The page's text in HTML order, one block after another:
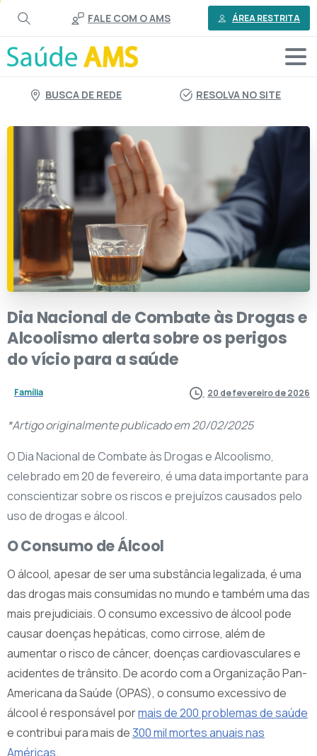
conteúdo
FALE COM O AMS ÁREA RESTRITA
BUSCA DE REDE RESOLVA NO SITE
Dia Nacional deCombateàsDrogase
Alcoolismo alertasobreosperigos
dovíciopara asaúde
Família 20 de fevereiro de 2026
*Artigo originalmente publicado em 20/02/2025
O Dia Nacional de Combate às Drogas e Alcoolismo,
celebrado em 20 de fevereiro, é uma data importante para
conscientizar sobre os riscos e prejuízos causados pelo
uso de drogas e álcool.
O Consumo de Álcool
O álcool, apesar de ser uma substância legalizada, é uma
das drogas mais consumidas no mundo e também uma das
mais prejudiciais. O consumo excessivo de álcool pode
causar doenças hepáticas, como cirrose, além de
aumentar o risco de câncer, doenças cardiovasculares e
acidentes de trânsito. De acordo com a Organização Pan-
Americana da Saúde (OPAS), o consumo excessivo de
álcool é responsável pormais de 200 problemas de saúde
e contribui para mais de300 mil mortes anuais nas
Américas.